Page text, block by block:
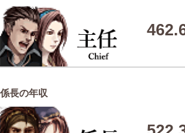
係長の年収